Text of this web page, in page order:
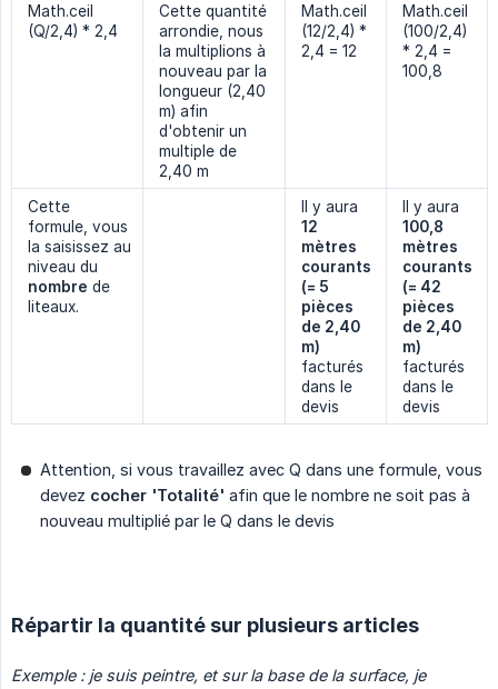
Math.ceil
(Q/2,4) * 2,4
Cette quantité
arrondie, nous
la multiplions à
nouveau par la
longueur (2,40
m) afin
d'obtenir un
multiple de
2,40 m
Math.ceil
(12/2,4) *
2,4 = 12
Math.ceil
(100/2,4)
* 2,4 =
100,8
Cette
formule, vous
la saisissez au
niveau du
nombre de
liteaux.
Il y aura
12
mètres
courants
(= 5
pièces
de 2,40
m)
facturés
dans le
devis
Il y aura
100,8
mètres
courants
(= 42
pièces
de 2,40
m)
facturés
dans le
devis
Attention, si vous travaillez avec Q dans une formule, vous
devez cocher 'Totalité' afin que le nombre ne soit pas à
nouveau multiplié par le Q dans le devis
Répartir la quantité sur plusieurs articles
Exemple : je suis peintre, et sur la base de la surface, je